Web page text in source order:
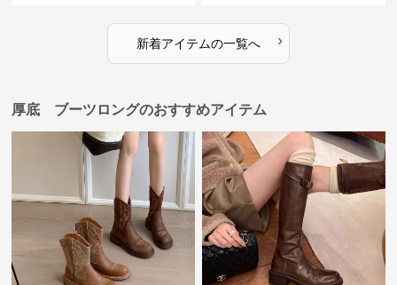
新着アイテムの一覧へ ›
厚底 ブーツロングのおすすめアイテム